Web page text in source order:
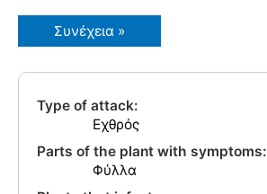
Φυτομέτρης
Συνέχεια »
Type of attack:
Εχθρός
Parts of the plant with symptoms:
Φύλλα